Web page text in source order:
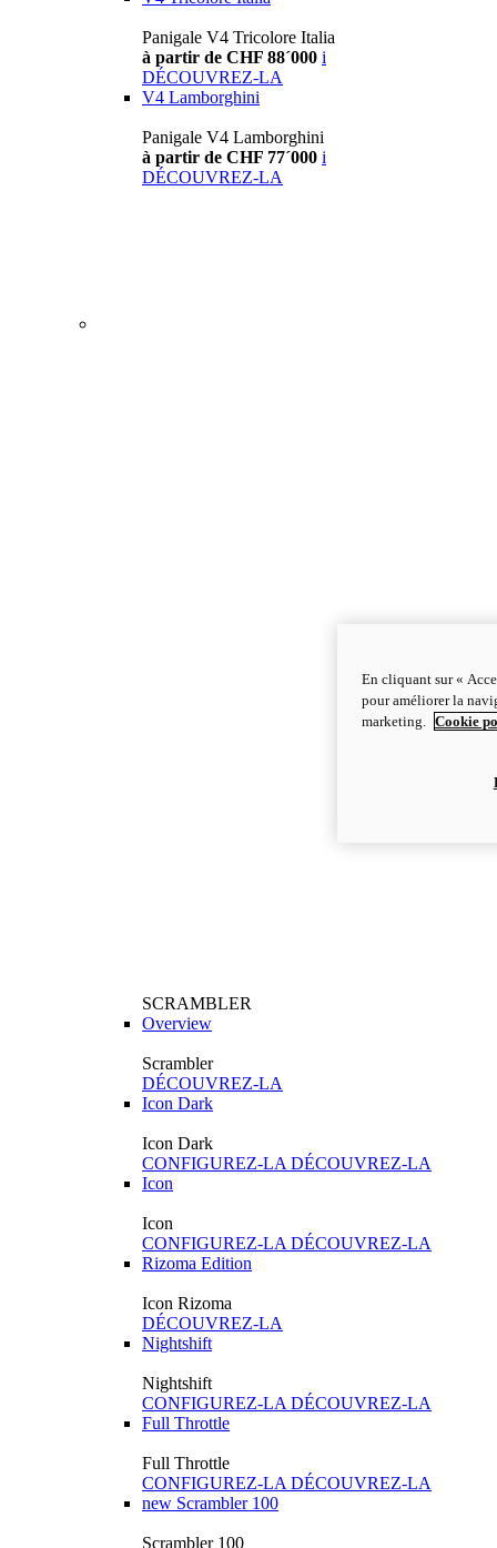
Panigale V4 Tricolore Italia
à partir de CHF 88´000 i
DÉCOUVREZ-LA
V4 Lamborghini
Panigale V4 Lamborghini
à partir de CHF 77´000 i
DÉCOUVREZ-LA
SCRAMBLER
Overview
Scrambler
DÉCOUVREZ-LA
Icon Dark
Icon Dark
CONFIGUREZ-LA DÉCOUVREZ-LA
Icon
Icon
CONFIGUREZ-LA DÉCOUVREZ-LA
Rizoma Edition
Icon Rizoma
DÉCOUVREZ-LA
Nightshift
Nightshift
CONFIGUREZ-LA DÉCOUVREZ-LA
Full Throttle
Full Throttle
CONFIGUREZ-LA DÉCOUVREZ-LA
new Scrambler 100
Scrambler 100
En cliquant sur «
pour améliorer la
marketing.
Cookie